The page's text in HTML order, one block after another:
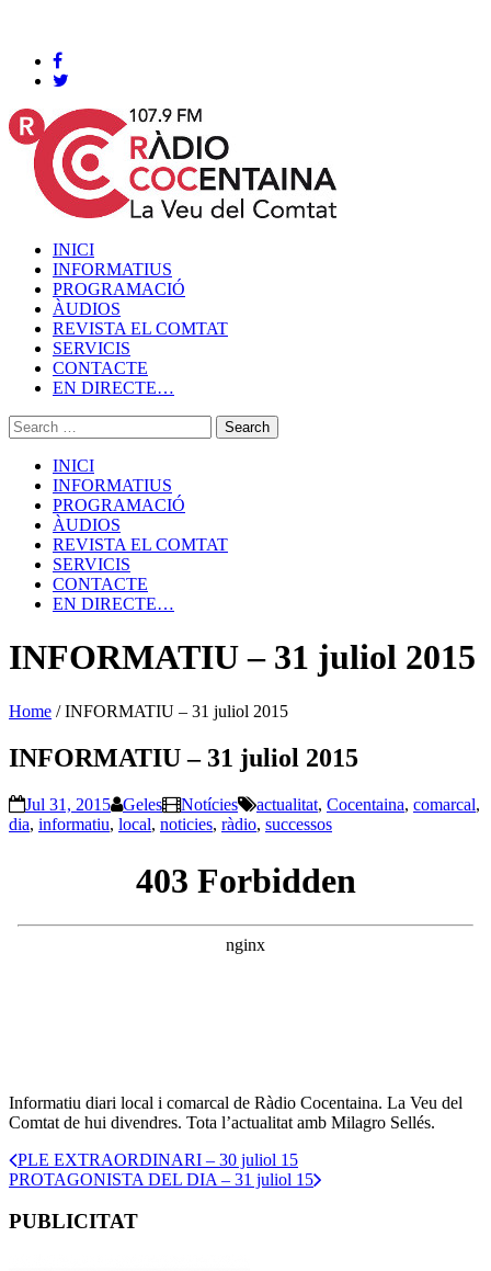
INICI
INFORMATIUS
PROGRAMACIÓ
ÀUDIOS
REVISTA EL COMTAT
SERVICIS
CONTACTE
EN DIRECTE…
INICI
INFORMATIUS
PROGRAMACIÓ
ÀUDIOS
REVISTA EL COMTAT
SERVICIS
CONTACTE
EN DIRECTE…
INFORMATIU – 31 juliol 2015
Home /INFORMATIU – 31 juliol 2015
INFORMATIU – 31 juliol 2015
Jul 31, 2015 Geles Notícies actualitat, Cocentaina, comarcal,
dia, informatiu, local, noticies, ràdio, successos
Informatiu diari local i comarcal de Ràdio Cocentaina. La Veu del
Comtat de hui divendres. Tota l’actualitat amb Milagro Sellés.
PLE EXTRAORDINARI – 30 juliol 15
PROTAGONISTA DEL DIA – 31 juliol 15
PUBLICITAT